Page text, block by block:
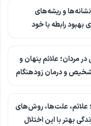
و ریشه‌های
بهبود رابطه با خود
مردان؛ علائم پنهان و
و درمان زودهنگام
علائم، علت‌ها، روش‌های
بهتر با این اختلال